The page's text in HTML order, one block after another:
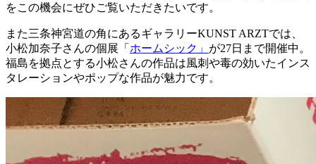
をこの機会にぜひご覧いただきたいです。
また三条神宮道の角にあるギャラリーKUNST ARZTでは、
小松加奈子さんの個展「 ホームシック」 が27日まで開催中。
福島を拠点とする小松さんの作品は風刺や毒の効いたインス
タレーションやポップな作品が魅力です。